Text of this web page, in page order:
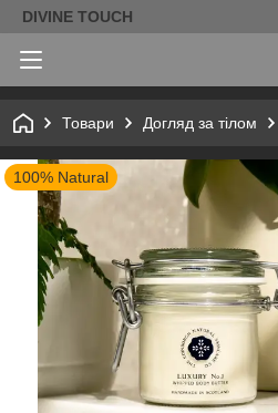
DIVINE TOUCH
Товари Догляд за тілом
100% Natural